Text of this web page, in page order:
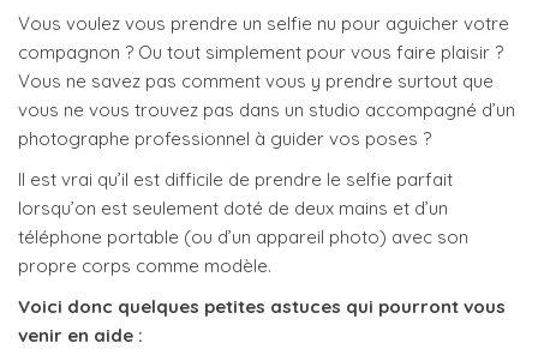
Vous voulez vous prendre un selfie nu pour aguicher votre
compagnon ? Ou tout simplement pour vous faire plaisir ?
Vous ne savez pas comment vous y prendre surtout que
vous ne vous trouvez pas dans un studio accompagné d’un
photographe professionnel à guider vos poses ?
Il est vrai qu’il est difficile de prendre le selfie parfait
lorsqu’on est seulement doté de deux mains et d’un
téléphone portable (ou d’un appareil photo) avec son
propre corps comme modèle.
Voici donc quelques petites astuces qui pourront vous
venir en aide :